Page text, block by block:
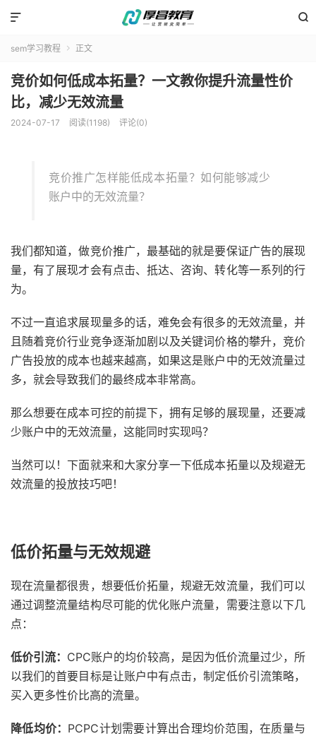


sem学习教程  正文
竞价如何低成本拓量？一文教你提升流量性价
比，减少无效流量
2024-07-17 阅读(1198) 评论(0)
竞价推广怎样能低成本拓量？如何能够减少
账户中的无效流量？
我们都知道，做竞价推广，最基础的就是要保证广告的展现
量，有了展现才会有点击、抵达、咨询、转化等一系列的行
为。
不过一直追求展现量多的话，难免会有很多的无效流量，并
且随着竞价行业竞争逐渐加剧以及关键词价格的攀升，竞价
广告投放的成本也越来越高，如果这是账户中的无效流量过
多，就会导致我们的最终成本非常高。
那么想要在成本可控的前提下，拥有足够的展现量，还要减
少账户中的无效流量，这能同时实现吗？
当然可以！下面就来和大家分享一下低成本拓量以及规避无
效流量的投放技巧吧！
低价拓量与无效规避
现在流量都很贵，想要低价拓量，规避无效流量，我们可以
通过调整流量结构尽可能的优化账户流量，需要注意以下几
点：
低价引流： CPC账户的均价较高，是因为低价流量过少，所
以我们的首要目标是让账户中有点击，制定低价引流策略，
买入更多性价比高的流量。
降低均价： PCPC计划需要计算出合理均价范围，在质量与